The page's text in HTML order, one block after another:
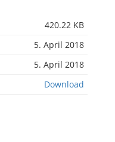
420.22 KB
5. April 2018
5. April 2018
Download